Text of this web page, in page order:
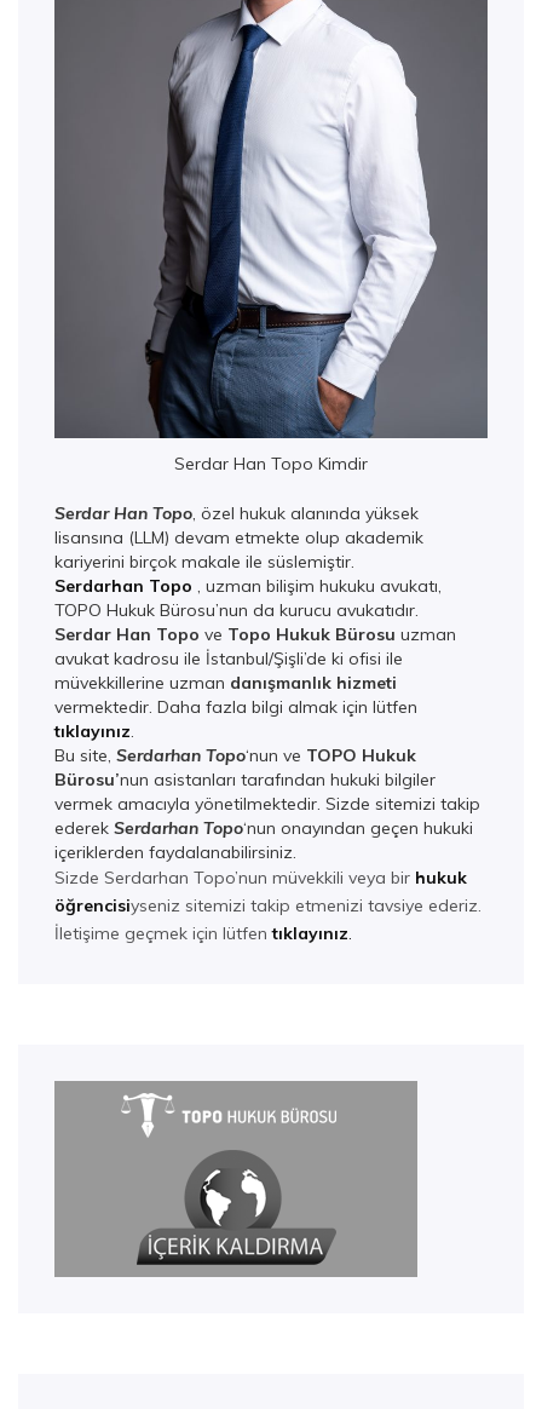
Serdar Han Topo Kimdir
Serdar Han Topo, özel hukuk alanında yüksek
lisansına (LLM) devam etmekte olup akademik
kariyerini birçok makale ile süslemiştir.
Serdarhan Topo , uzman bilişim hukuku avukatı,
TOPO Hukuk Bürosu’nun da kurucu avukatıdır.
Serdar Han Topo ve Topo Hukuk Bürosu uzman
avukat kadrosu ile İstanbul/Şişli’de ki ofisi ile
müvekkillerine uzman danışmanlık hizmeti
vermektedir. Daha fazla bilgi almak için lütfen
tıklayınız.
Bu site, Serdarhan Topo‘nun ve TOPO Hukuk
Bürosu’nun asistanları tarafından hukuki bilgiler
vermek amacıyla yönetilmektedir. Sizde sitemizi takip
ederek Serdarhan Topo‘nun onayından geçen hukuki
içeriklerden faydalanabilirsiniz.
Sizde Serdarhan Topo’nun müvekkili veya bir hukuk
öğrencisiyseniz sitemizi takip etmenizi tavsiye ederiz.
İletişime geçmek için lütfentıklayınız.